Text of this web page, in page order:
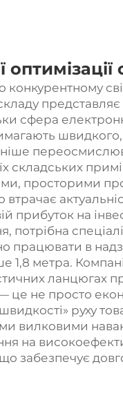
представляє
сфера
складських
просторими
прибуток на
потрібна
працювати в
1,8 метра.
ланцюгах
це не просто
руху
вилковими
на
забезпечує